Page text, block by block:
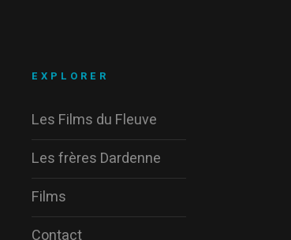
EXPLORER
Les Films du Fleuve
Les frères Dardenne
Films
Contact